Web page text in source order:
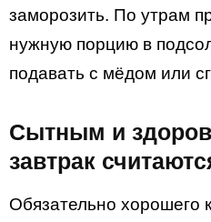
заморозить. По утрам
нужную порцию в
подавать с мёдом или
Сытным и
завтрак
Обязательно хорошего